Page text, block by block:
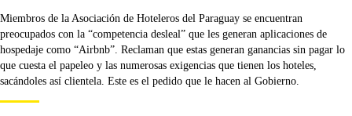
Miembros de la Asociación de Hoteleros del Paraguay se encuentran
preocupados con la “competencia desleal” que les generan aplicaciones de
hospedaje como “Airbnb”. Reclaman que estas generan ganancias sin pagar lo
que cuesta el papeleo y las numerosas exigencias que tienen los hoteles,
sacándoles así clientela. Este es el pedido que le hacen al Gobierno.